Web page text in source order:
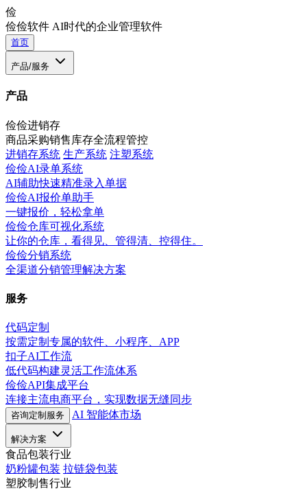
俭
俭俭软件 AI时代的企业管理软件
首页
产品/服务
产品
俭俭进销存
商品采购销售库存全流程管控
进销存系统 生产系统 注塑系统
俭俭AI录单系统
AI辅助快速精准录入单据
俭俭AI报价单助手
一键报价，轻松拿单
俭俭仓库可视化系统
让你的仓库，看得见、管得清、控得住。
俭俭分销系统
全渠道分销管理解决方案
服务
代码定制
按需定制专属的软件、小程序、APP
扣子AI工作流
低代码构建灵活工作流体系
俭俭API集成平台
连接主流电商平台，实现数据无缝同步
咨询定制服务 AI 智能体市场
解决方案
食品包装行业
奶粉罐包装 拉链袋包装
塑胶制售行业